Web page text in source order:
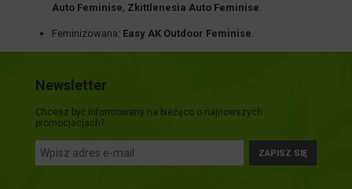
Auto Feminise Zkittlenesia Auto Feminise
Feminizowana: Easy AK Outdoor Feminise
Newsletter
Chcesz być informowany na bieżąco o najnowszych
promocjacjach?
ZAPISZ SIĘ